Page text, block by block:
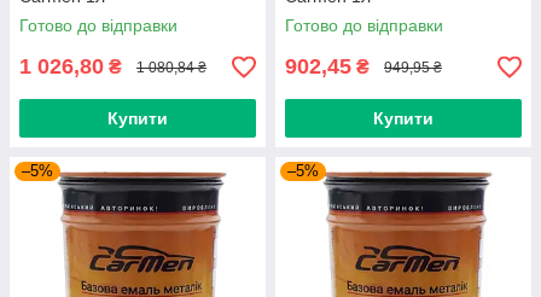
Готово до відправки
1 026,80 ₴ 1 080,84 ₴
Купити
Готово до відправки
902,45 ₴ 949,95 ₴
Купити
–5% –5%